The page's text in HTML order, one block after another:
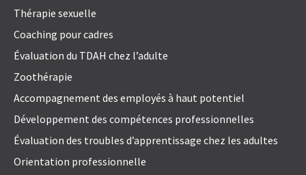
Thérapie sexuelle
Coaching pour cadres
Évaluation du TDAH chez l’adulte
Zoothérapie
Accompagnement des employés à haut potentiel
Développement des compétences professionnelles
Évaluation des troubles d’apprentissage chez les adultes
Orientation professionnelle